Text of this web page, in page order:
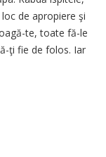
de apropiere şi
te, toate fă-le
ţi fie de folos. Iar